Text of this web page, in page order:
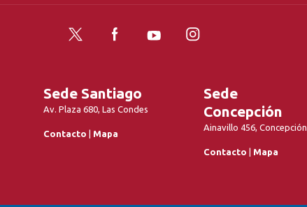
Twitter FacebookYouTubeInstagram
Sede Santiago
Av. Plaza 680, Las Condes
Contacto | Mapa
Sede
Concepción
Ainavillo 456, Concepción
Contacto | Mapa